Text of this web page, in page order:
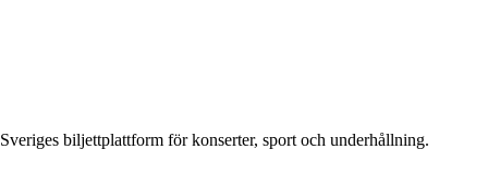
Sveriges biljettplattform för konserter, sport och underhållning.